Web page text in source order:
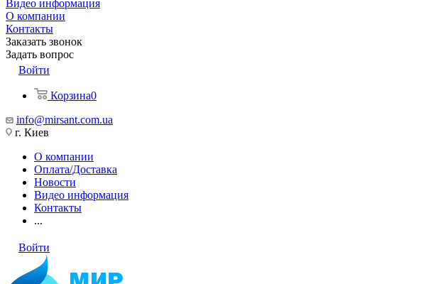
Видео информация
О компании
Контакты
Заказать звонок
Задать вопрос
Войти
Корзина0
info@mirsant.com.ua
г. Киев
О компании
Оплата/Доставка
Новости
Видео информация
Контакты
...
Войти